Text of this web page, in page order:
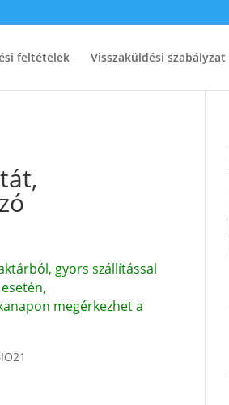
feltételek Visszaküldési szabályzat
gyors szállítással
megérkezhet a